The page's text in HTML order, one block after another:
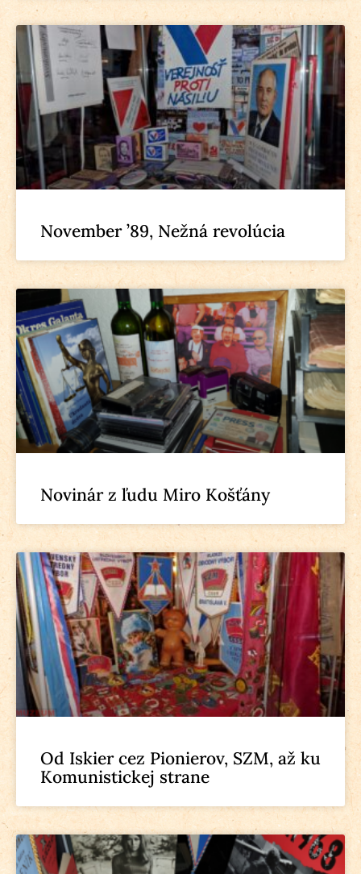
November ’89, Nežná revolúcia
Novinár z ľudu Miro Košťány
Od Iskier cez Pionierov, SZM, až ku
Komunistickej strane